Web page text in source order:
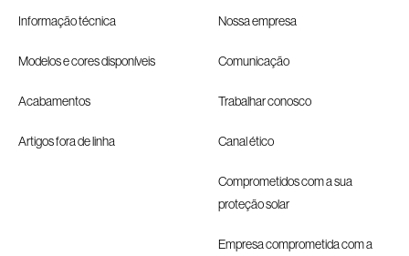
Informação técnica
Modelos e cores disponíveis
Acabamentos
Artigos fora de linha
Nossa empresa
Comunicação
Trabalhar conosco
Canal ético
Comprometidos com a sua
proteção solar
Empresa comprometida com a